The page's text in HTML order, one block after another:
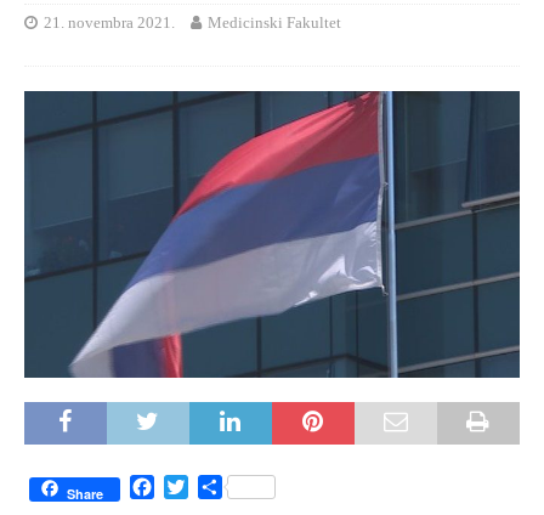
21. novembra 2021. Medicinski Fakultet
Share
S